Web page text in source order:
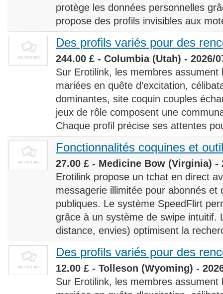
protège les données personnelles
propose des profils invisibles aux
Des profils variés pour des
244.00 £ - Columbia (Utah) - 2026/
Sur Erotilink, les membres
mariées en quête d’excitation,
dominantes, site coquin couples
jeux de rôle composent une
Chaque profil précise ses attentes
Fonctionnalités coquines et
27.00 £ - Medicine Bow (Virginia) -
Erotilink propose un tchat en direct
messagerie illimitée pour abonnés et
publiques. Le système SpeedFlirt
grâce à un système de swipe intuitif.
distance, envies) optimisent la
Des profils variés pour des
12.00 £ - Tolleson (Wyoming) -
Sur Erotilink, les membres